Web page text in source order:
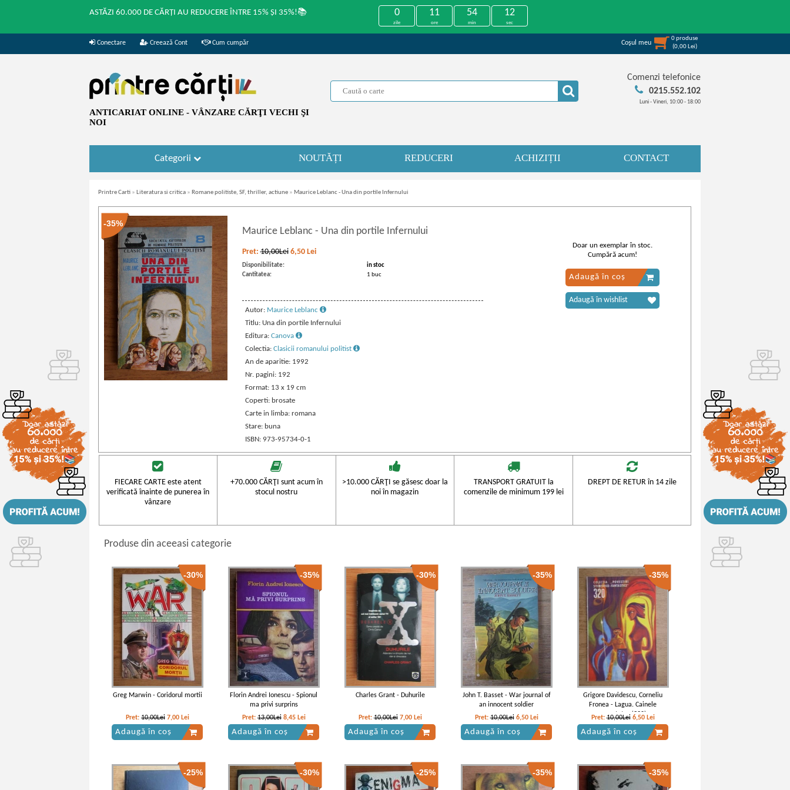
ASTĂZI 60.000 DE CĂRȚI AU REDUCERE ÎNTRE 15% ȘI 35%!📚 0
zile
11
ore
54
min
12
sec
Conectare Creează Cont Cum cumpăr Coşul meu
0produse
(0,00 Lei)
ANTICARIAT ONLINE - VÂNZARE CĂRŢI VECHI ŞI
NOI
Comenzi telefonice
0215.552.102
Luni - Vineri, 10:00 - 18:00
Categorii NOUTĂȚI REDUCERI ACHIZIȚII CONTACT
Printre Carti » Literatura si critica » Romane politiste, SF, thriller, actiune » Maurice Leblanc - Una din portile Infernului
-35%
Maurice Leblanc - Una din portile Infernului
Pret:10,00Lei 6,50 Lei
Disponibilitate:
in stoc
Cantitatea:
1 buc
Autor: Maurice Leblanc
Titlu: Una din portile Infernului
Editura: Canova
Colectia: Clasicii romanului politist
An de aparitie: 1992
Nr. pagini: 192
Format: 13 x 19 cm
Coperti: brosate
Carte in limba: romana
Stare: buna
ISBN: 973-95734-0-1
Doar un exemplar în stoc.
Cumpără acum!
Adaugă în coș
Adaugă în wishlist
FIECARE CARTE este atent
verificată înainte de punerea în
vânzare
+70.000 CĂRŢI sunt acum în
stocul nostru
>10.000 CĂRŢI se găsesc doar la
noi în magazin
TRANSPORT GRATUIT la
comenzile de minimum 199 lei
DREPT DE RETUR în 14 zile
Produse din aceeasi categorie
-30%
Greg Marwin - Coridorul mortii
Pret: 10,00Lei 7,00 Lei
Adaugă în coș
-35%
Florin Andrei Ionescu - Spionul
ma privi surprins
Pret:13,00Lei 8,45 Lei
Adaugă în coș
-30%
Charles Grant - Duhurile
Pret:10,00Lei 7,00 Lei
Adaugă în coș
-35%
John T. Basset - War journal of
an innocent soldier
Pret:10,00Lei 6,50 Lei
Adaugă în coș
-35%
Grigore Davidescu, Corneliu
Fronea - Lagua. Cainele
cuvantator (320)
Pret:10,00Lei 6,50 Lei
Adaugă în coș
-25% -30% -25% -35% -35%